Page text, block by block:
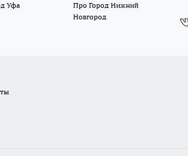
Уфа
Про Город Нижний
Новгород